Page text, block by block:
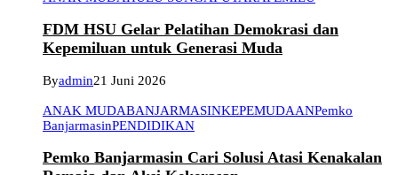
FDM HSU Gelar Pelatihan Demokrasi dan
Kepemiluan untuk Generasi Muda
Byadmin21 Juni 2026
ANAK MUDABANJARMASINKEPEMUDAANPemko
BanjarmasinPENDIDIKAN
Pemko Banjarmasin Cari Solusi Atasi Kenakalan